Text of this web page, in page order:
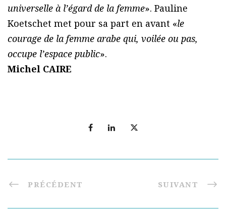
universelle à l’égard de la femme». Pauline
Koetschet met pour sa part en avant «le
courage de la femme arabe qui, voilée ou pas,
occupe l’espace public».
Michel CAIRE
PRÉCÉDENT SUIVANT